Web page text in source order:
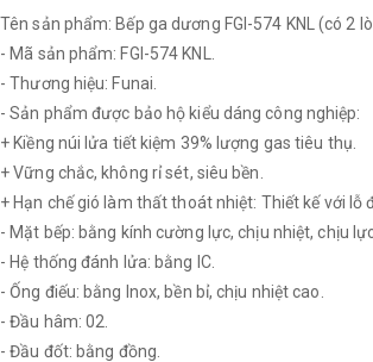
Tên sản phẩm: Bếp ga dương FGI-574 KNL (có 2 lò
- Mã sản phẩm: FGI-574 KNL.
- Thương hiệu: Funai.
- Sản phẩm được bảo hộ kiểu dáng công nghiệp:
+ Kiềng núi lửa tiết kiệm 39% lượng gas tiêu thụ.
+ Vững chắc, không rỉ sét, siêu bền.
+ Hạn chế gió làm thất thoát nhiệt: Thiết kế với lỗ
- Mặt bếp: bằng kính cường lực, chịu nhiệt, chịu
- Hệ thống đánh lửa: bằng IC.
- Ống điếu: bằng Inox, bền bỉ, chịu nhiệt cao.
- Đầu hâm: 02.
- Đầu đốt: bằng đồng.